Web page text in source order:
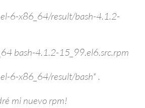
6-x86_64/result/bash-4.1.2-
bash-4.1.2-15_99.el6.src.rpm
6-x86_64/result/bash* .
mi nuevo rpm!